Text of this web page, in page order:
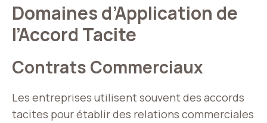
Domaines d’Application de
l’Accord Tacite
Contrats Commerciaux
Les entreprises utilisent souvent des accords
tacites pour établir des relations commerciales